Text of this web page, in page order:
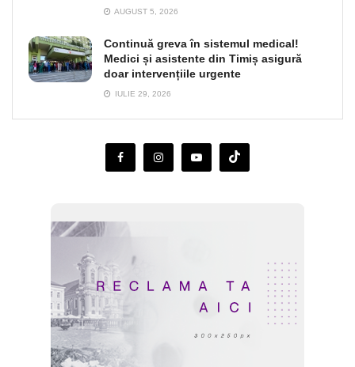
AUGUST 5, 2026
Continuă greva în sistemul medical!
Medici și asistente din Timiș asigură
doar intervențiile urgente
IULIE 29, 2026